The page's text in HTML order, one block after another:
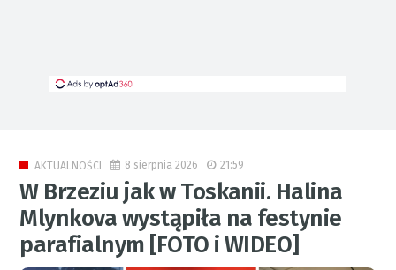
AKTUALNOŚCI 8 sierpnia 2026 21:59
W Brzeziu jak w Toskanii. Halina
Mlynkova wystąpiła na festynie
parafialnym [FOTO i WIDEO]